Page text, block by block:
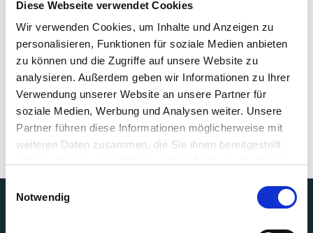
Diese Webseite verwendet Cookies
Wir verwenden Cookies, um Inhalte und Anzeigen zu
personalisieren, Funktionen für soziale Medien anbieten
zu können und die Zugriffe auf unsere Website zu
analysieren. Außerdem geben wir Informationen zu Ihrer
Verwendung unserer Website an unsere Partner für
soziale Medien, Werbung und Analysen weiter. Unsere
Partner führen diese Informationen möglicherweise mit
weiteren Daten zusammen, die Sie ihnen bereitgestellt
Notwendig
Neuer Verband: charGER
e.V. will Ausbau der
Ladeinfrastruktur
anschieben
charGER e.V. Datenschutz